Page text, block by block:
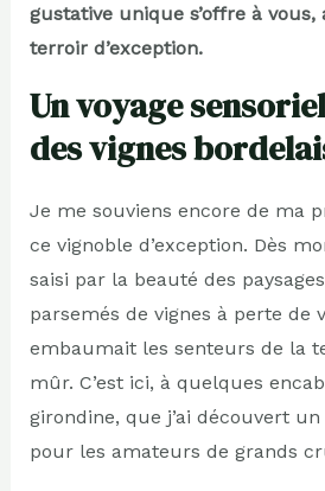
gustative unique s’offre à
terroir d’exception.
Un voyage
des vignes
Je me souviens encore de ma
ce vignoble d’exception. Dès
saisi par la beauté des
parsemés de vignes à perte de
embaumait les senteurs de la
mûr. C’est ici, à quelques
girondine, que j’ai découvert
pour les amateurs de grands